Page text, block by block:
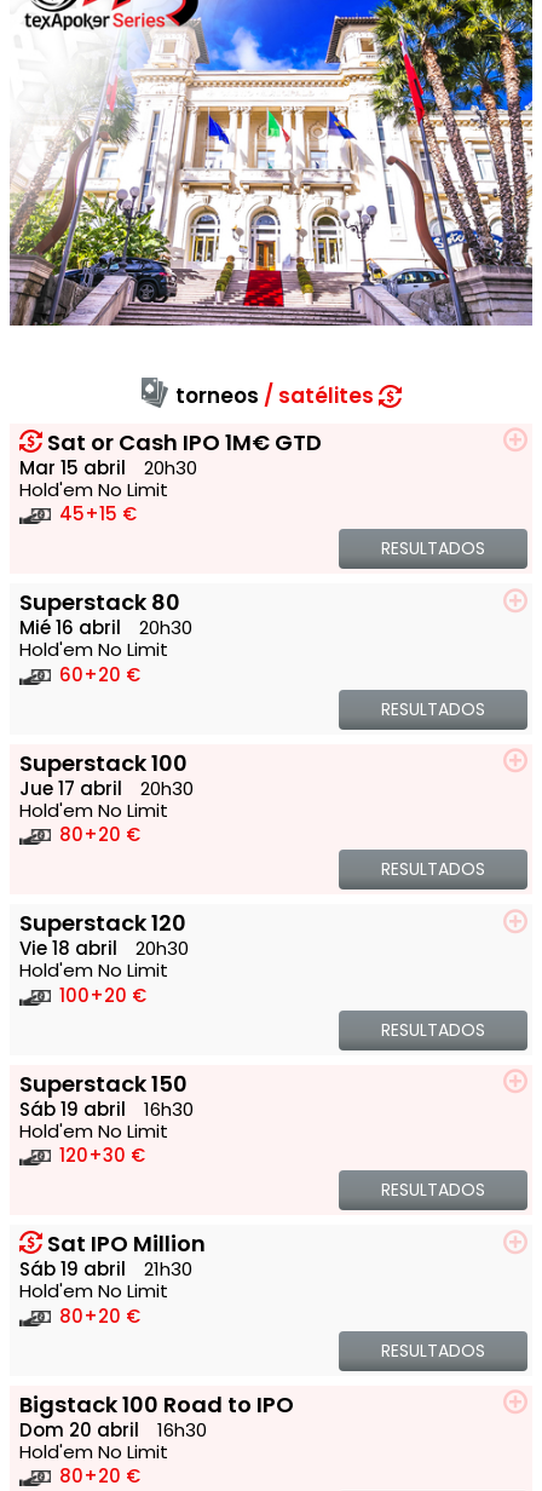
torneos satélites
Mar 15 abril 20h30
Sat or Cash IPO 1M€ GTD
Hold'em No Limit
45+15 €
RESULTADOS
Mié 16 abril 20h30
Superstack 80
Hold'em No Limit
60+20 €
RESULTADOS
Jue 17 abril 20h30
Superstack 100
Hold'em No Limit
80+20 €
RESULTADOS
Vie 18 abril 20h30
Superstack 120
Hold'em No Limit
100+20 €
RESULTADOS
Sáb 19 abril 16h30
Superstack 150
Hold'em No Limit
120+30 €
RESULTADOS
Sáb 19 abril 21h30
Sat IPO Million
Hold'em No Limit
80+20 €
RESULTADOS
Dom 20 abril 16h30
Bigstack 100 Road to IPO
Hold'em No Limit
80+20 €